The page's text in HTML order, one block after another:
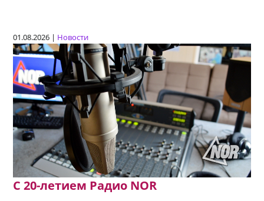
01.08.2026 | Новости
C 20-летием Радио NOR